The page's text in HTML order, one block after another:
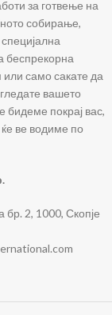
за готвење на
собирање,
беспрекорна
само сакате да
вашето
покрај вас,
ве водиме по
2, 1000, Скопје